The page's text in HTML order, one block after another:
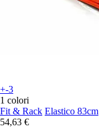
+-3
1 colori
Fit & Rack Elastico 83cm
54,63 €